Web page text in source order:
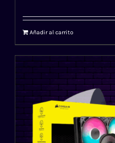
Añadir al carrito